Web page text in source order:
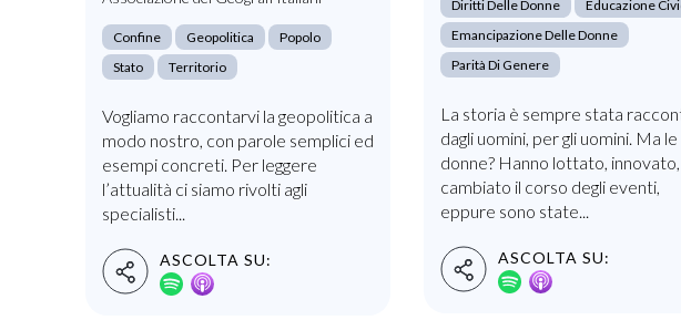
Confine Geopolitica
Popolo
Stato
Territorio
Vogliamo raccontarvi la geopolitica a
modo nostro, con parole semplici ed
esempi concreti. Per leggere
l’attualità ci siamo rivolti agli
specialisti...
ASCOLTA SU:
Diritti Delle Donne
Educazione
Emancipazione Delle Donne
Parità Di Genere
La storia è sempre stata
dagli uomini, per gli uomini. Ma le
donne? Hanno lottato, innovato,
cambiato il corso degli eventi,
eppure sono state...
ASCOLTA SU: